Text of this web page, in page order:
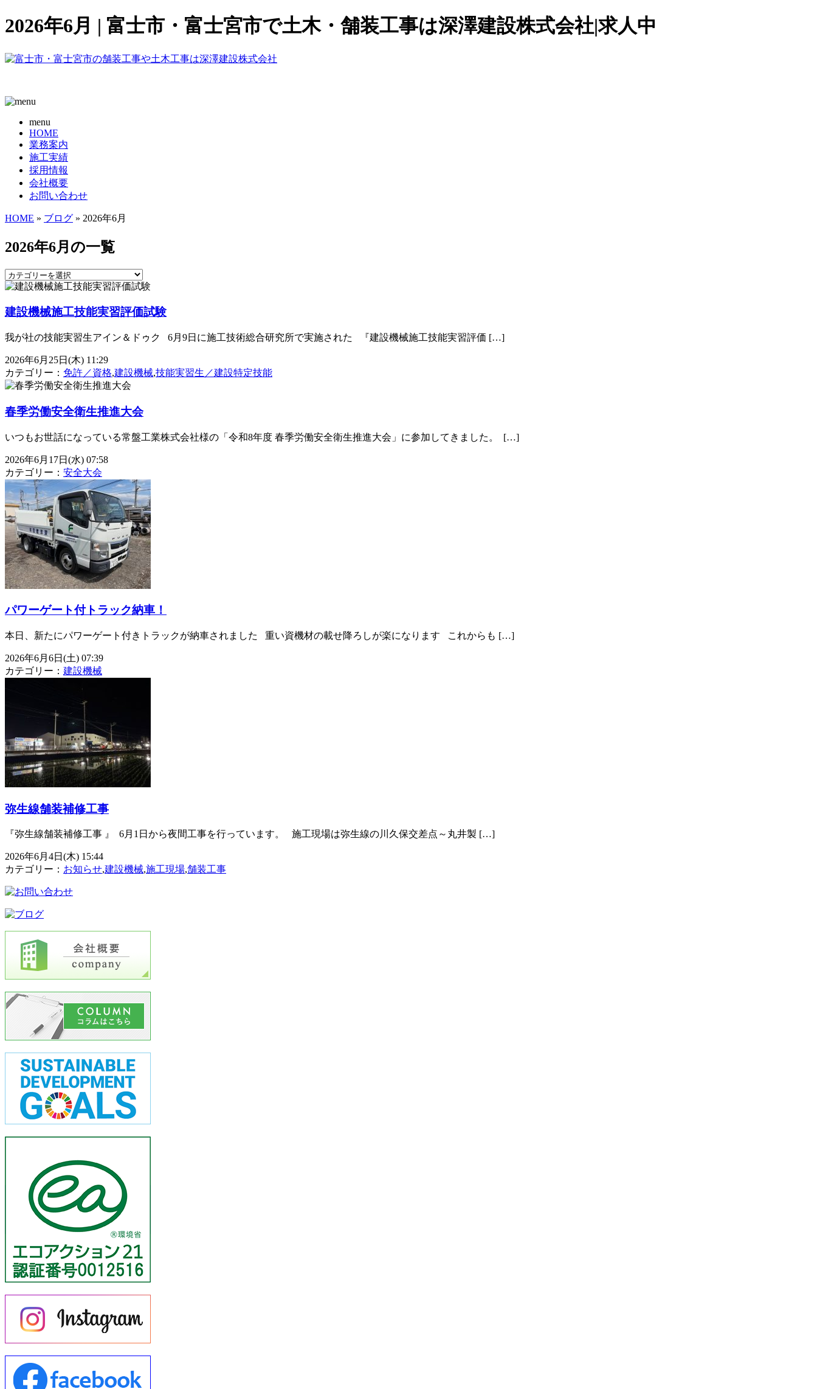
2026年6月 | 富士市・富士宮市で土木・舗装工事は深澤建設株式会社|求人中
menu
HOME
業務案内
施工実績
採用情報
会社概要
お問い合わせ
HOME » ブログ » 2026年6月
2026年6月の一覧
建設機械施工技能実習評価試験
我が社の技能実習生アイン＆ドゥク 6月9日に施工技術総合研究所で実施された 『建設機械施工技能実習評価 […]
2026年6月25日(木) 11:29
カテゴリー： 免許／資格,建設機械,技能実習生／建設特定技能
春季労働安全衛生推進大会
いつもお世話になっている常盤工業株式会社様の「令和8年度 春季労働安全衛生推進大会」に参加してきました。 ⁡ […]
2026年6月17日(水) 07:58
カテゴリー： 安全大会
パワーゲート付トラック納車！
本日、新たにパワーゲート付きトラックが納車されました 重い資機材の載せ降ろしが楽になります これからも […]
2026年6月6日(土) 07:39
カテゴリー： 建設機械
弥生線舗装補修工事
『弥生線舗装補修工事 』 ⁡ 6月1日から夜間工事を行っています。 施工現場は弥生線の川久保交差点～丸井製 […]
2026年6月4日(木) 15:44
カテゴリー： お知らせ,建設機械,施工現場,舗装工事